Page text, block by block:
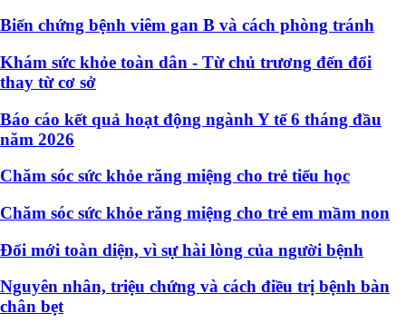
Biến chứng bệnh viêm gan B và cách phòng tránh
Khám sức khỏe toàn dân - Từ chủ trương đến đổi
thay từ cơ sở
Báo cáo kết quả hoạt động ngành Y tế 6 tháng đầu
năm 2026
Chăm sóc sức khỏe răng miệng cho trẻ tiểu học
Chăm sóc sức khỏe răng miệng cho trẻ em mầm non
Đổi mới toàn diện, vì sự hài lòng của người bệnh
Nguyên nhân, triệu chứng và cách điều trị bệnh bàn
chân bẹt